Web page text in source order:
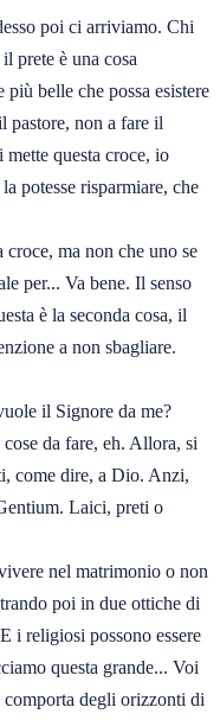
poi ci arriviamo. Chi
prete è una cosa
più belle che possa esistere
pastore, non a fare il
questa croce, io
potesse risparmiare, che
croce, ma non che uno se
per... Va bene. Il senso
è la seconda cosa, il
a non sbagliare.
il Signore da me?
da fare, eh. Allora, si
come dire, a Dio. Anzi,
Laici, preti o
nel matrimonio o non
poi in due ottiche di
i religiosi possono essere
questa grande... Voi
comporta degli orizzonti di